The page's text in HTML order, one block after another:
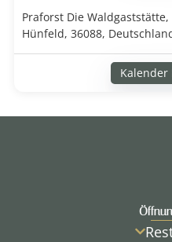
Praforst Die
Hünfeld, 36088,
Kalender